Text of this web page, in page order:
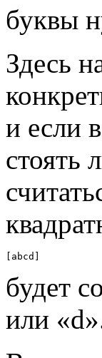
буквы
Здесь
и если
стоять
[abcd]
будет
или